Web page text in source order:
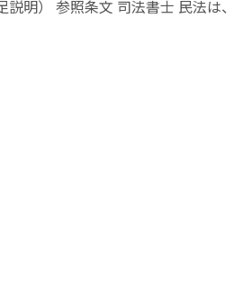
明） 参照条文 司法書士 民法は